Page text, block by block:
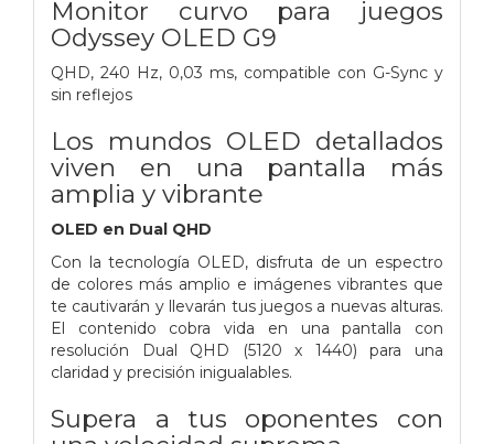
Monitor curvo para juegos
Odyssey OLED G9
QHD, 240 Hz, 0,03 ms, compatible con G-Sync y
sin reflejos
Los mundos OLED detallados
viven en una pantalla más
amplia y vibrante
OLED en Dual QHD
Con la tecnología OLED, disfruta de un espectro
de colores más amplio e imágenes vibrantes que
te cautivarán y llevarán tus juegos a nuevas alturas.
El contenido cobra vida en una pantalla con
resolución Dual QHD (5120 x 1440) para una
claridad y precisión inigualables.
Supera a tus oponentes con